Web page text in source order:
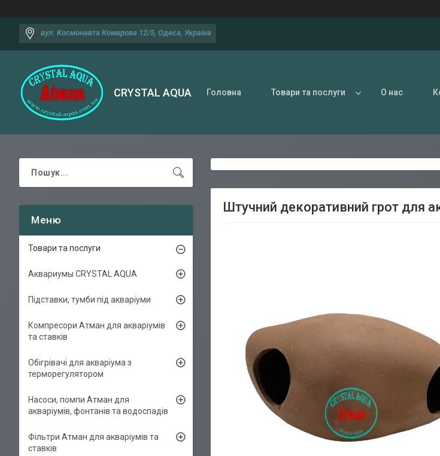
вул. Космонавта Комарова 12/5, Одеса, Україна
CRYSTAL AQUA Головна Товари та послуги О нас
Штучний декоративний грот для
Товари та послуги
Аквариумы CRYSTAL AQUA
Підставки, тумби під акваріуми
Компресори Атман для акваріумів
та ставків
Обігрівачі для акваріума з
терморегулятором
Насоси, помпи Атман для
акваріумів, фонтанів та водоспадів
Фільтри Атман для акваріумів та
ставків